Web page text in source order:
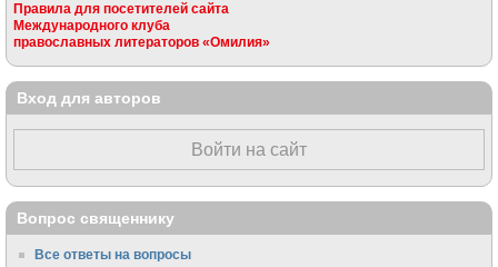
Правила для посетителей сайта
Международного клуба
православных литераторов «Омилия»
Вход для авторов
Войти на сайт
Вопрос священнику
Все ответы на вопросы